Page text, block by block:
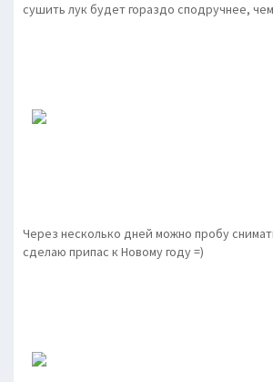
сушить лук будет гораздо сподручнее,
Через несколько дней можно пробу
сделаю припас к Новому году =)